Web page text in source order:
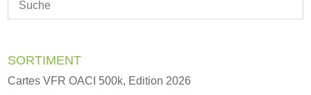
v
SORTIMENT
Cartes VFR OACI 500k, Edition 2026